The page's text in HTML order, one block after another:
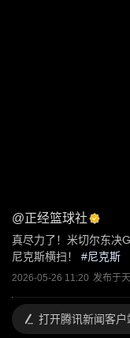
@正经篮球社
真尽力了！米切尔东决
尼克斯横扫！
#尼克斯
2026-05-26 11:20 发布于
打开腾讯新闻客户